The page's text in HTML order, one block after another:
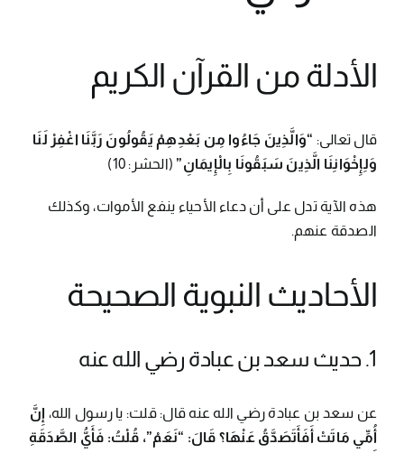
الأدلة من القرآن الكريم
قال تعالى: “وَالَّذِينَ جَاءُوا مِن بَعْدِهِمْ يَقُولُونَ رَبَّنَا اغْفِرْ لَنَا
وَلِإِخْوَانِنَا الَّذِينَ سَبَقُونَا بِالْإِيمَانِ” (الحشر: 10)
هذه الآية تدل على أن دعاء الأحياء ينفع الأموات، وكذلك
الصدقة عنهم.
الأحاديث النبوية الصحيحة
1. حديث سعد بن عبادة رضي الله عنه
عن سعد بن عبادة رضي الله عنه قال: قلت: يا رسول الله، إِنَّ
أُمِّي مَاتَتْ أَفَأَتَصَدَّقُ عَنْهَا؟ قَالَ: “نَعَمْ”، قُلْتُ: فَأَيُّ الصَّدَقَةِ